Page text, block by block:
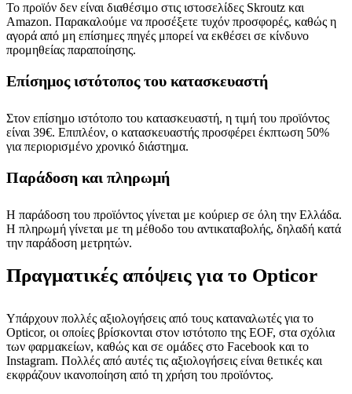
Το προϊόν δεν είναι διαθέσιμο στις ιστοσελίδες Skroutz και
Amazon. Παρακαλούμε να προσέξετε τυχόν προσφορές, καθώς η
αγορά από μη επίσημες πηγές μπορεί να εκθέσει σε κίνδυνο
προμηθείας παραποίησης.
Επίσημος ιστότοπος του κατασκευαστή
Στον επίσημο ιστότοπο του κατασκευαστή, η τιμή του προϊόντος
είναι 39€. Επιπλέον, ο κατασκευαστής προσφέρει έκπτωση 50%
για περιορισμένο χρονικό διάστημα.
Παράδοση και πληρωμή
Η παράδοση του προϊόντος γίνεται με κούριερ σε όλη την Ελλάδα.
Η πληρωμή γίνεται με τη μέθοδο του αντικαταβολής, δηλαδή κατά
την παράδοση μετρητών.
Πραγματικές απόψεις για το Opticor
Υπάρχουν πολλές αξιολογήσεις από τους καταναλωτές για το
Opticor, οι οποίες βρίσκονται στον ιστότοπο της EOF, στα σχόλια
των φαρμακείων, καθώς και σε ομάδες στο Facebook και το
Instagram. Πολλές από αυτές τις αξιολογήσεις είναι θετικές και
εκφράζουν ικανοποίηση από τη χρήση του προϊόντος.